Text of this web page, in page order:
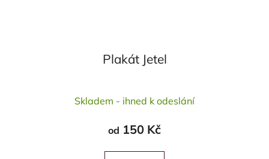
Plakát Jetel
hodnocení
je
5,0
Skladem - ihned k odeslání
od 150 Kč